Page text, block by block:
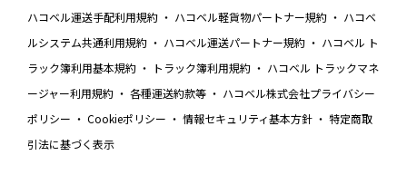
ハコベル運送手配利用規約 ハコベル軽貨物パートナー規約
ハコベ
ルシステム共通利用規約
ハコベル運送パートナー規約
ハコベル ト
ラック簿利用基本規約
トラック簿利用規約
ハコベル トラックマネ
ージャー利用規約
各種運送約款等
ハコベル株式会社プライバシー
ポリシー
Cookieポリシー 情報セキュリティ基本方針
特定商取
引法に基づく表示